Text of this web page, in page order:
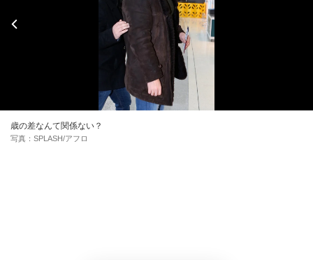
歳の差なんて関係ない？
写真：SPLASH/アフロ